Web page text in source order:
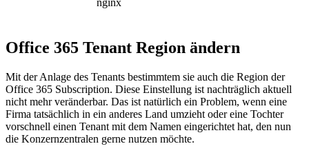
Office 365 Tenant Region ändern
Mit der Anlage des Tenants bestimmtem sie auch die Region der
Office 365 Subscription. Diese Einstellung ist nachträglich aktuell
nicht mehr veränderbar. Das ist natürlich ein Problem, wenn eine
Firma tatsächlich in ein anderes Land umzieht oder eine Tochter
vorschnell einen Tenant mit dem Namen eingerichtet hat, den nun
die Konzernzentralen gerne nutzen möchte.